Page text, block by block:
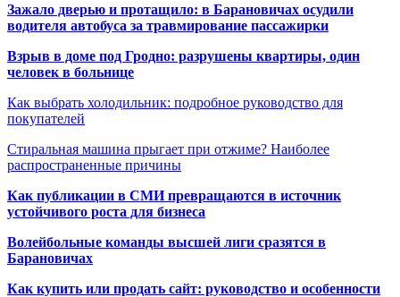
Зажало дверью и протащило: в Барановичах осудили
водителя автобуса за травмирование пассажирки
Взрыв в доме под Гродно: разрушены квартиры, один
человек в больнице
Как выбрать холодильник: подробное руководство для
покупателей
Стиральная машина прыгает при отжиме? Наиболее
распространенные причины
Как публикации в СМИ превращаются в источник
устойчивого роста для бизнеса
Волейбольные команды высшей лиги сразятся в
Барановичах
Как купить или продать сайт: руководство и особенности